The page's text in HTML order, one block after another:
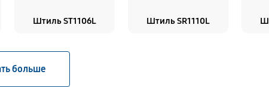
Штиль ST1106L Штиль SR1110L